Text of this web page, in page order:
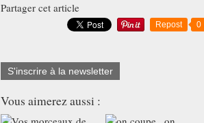
Partager cet article
Repost 0
S'inscrire à la newsletter
Vous aimerez aussi :